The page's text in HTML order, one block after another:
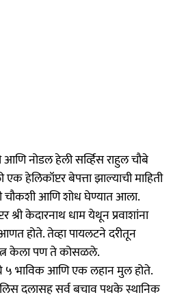
नोडल हेली सर्व्हिस राहुल चौबे
हेलिकॉप्टर बेपत्ता झाल्याची माहिती
चौकशी आणि शोध घेण्यात आला.
केदारनाथ धाम येथून प्रवाशांना
होते. तेव्हा पायलटने दरीतून
केला पण ते कोसळले.
५ भाविक आणि एक लहान मुल होते.
दलासह सर्व बचाव पथके स्थानिक